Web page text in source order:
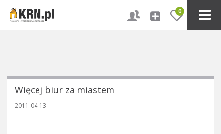
0
Więcej biur za miastem
2011-04-13